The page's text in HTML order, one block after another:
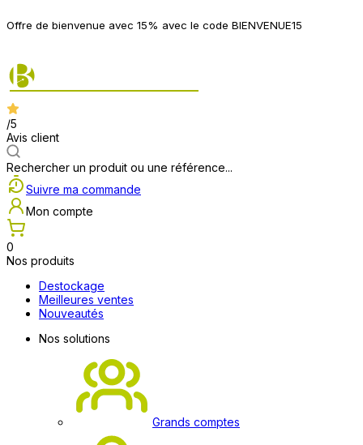
Offre de bienvenue avec 15% avec le code BIENVENUE15
/5
Avis client
Rechercher un produit ou une référence...
Suivre ma commande
Mon compte
0
Nos produits
Destockage
Meilleures ventes
Nouveautés
Nos solutions
Grands comptes